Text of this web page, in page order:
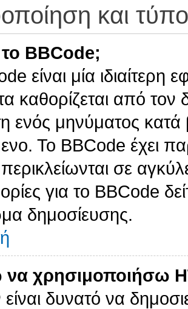
και
το BBCode;
είναι μία
καθορίζεται από τον
ενός μηνύματος
Το BBCode έχει
σε
για το BBCode
δημοσίευσης.
χρησιμοποιήσω
είναι δυνατό να